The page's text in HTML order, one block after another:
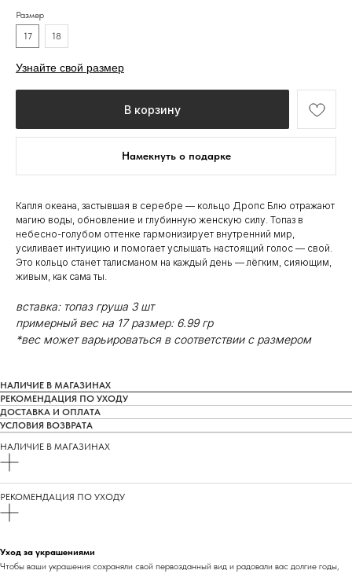
Размер
17
18
Узнайте свой размер
В корзину
Намекнуть о подарке
Капля океана, застывшая в серебре — кольцо Дропс Блю отражают
магию воды, обновление и глубинную женскую силу. Топаз в
небесно-голубом оттенке гармонизирует внутренний мир,
усиливает интуицию и помогает услышать настоящий голос — свой.
Это кольцо станет талисманом на каждый день — лёгким, сияющим,
живым, как сама ты.
вставка: топаз груша 3 шт
примерный вес на 17 размер: 6.99 гр
*вес может варьироваться в соответствии с размером
НАЛИЧИЕ В МАГАЗИНАХ
РЕКОМЕНДАЦИЯ ПО УХОДУ
ДОСТАВКА И ОПЛАТА
УСЛОВИЯ ВОЗВРАТА
НАЛИЧИЕ В МАГАЗИНАХ
РЕКОМЕНДАЦИЯ ПО УХОДУ
Уход за украшениями
Чтобы ваши украшения сохраняли свой первозданный вид и радовали вас долгие годы,